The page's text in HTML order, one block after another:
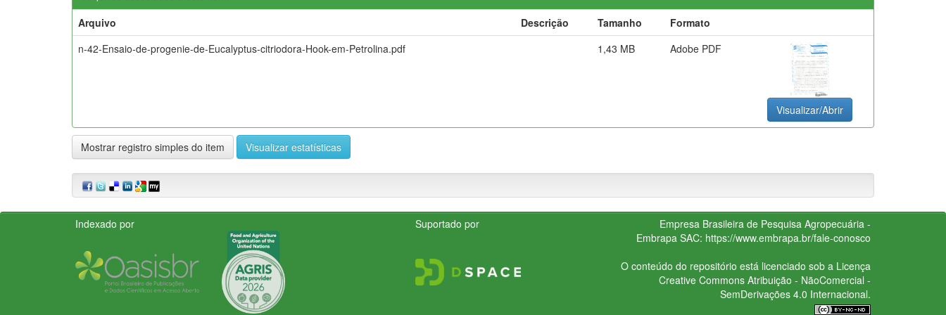
Arquivo
Descrição Tamanho
Formato
n-42-Ensaio-de-progenie-de-Eucalyptus-citriodora-Hook-em-Petrolina.pdf
1,43 MB Adobe PDF
Visualizar/Abrir
Mostrar registro simples do item Visualizar estatísticas
Indexado por Suportado por
Empresa Brasileira de Pesquisa Agropecuária -
Embrapa SAC: https://www.embrapa.br/fale-conosco
O conteúdo do repositório está licenciado sob a Licença
Creative CommonsAtribuição - NãoComercial -
SemDerivações 4.0 Internacional.